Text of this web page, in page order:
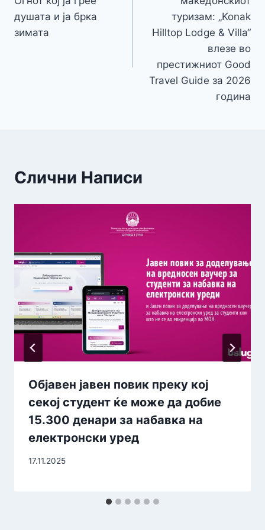
напис
душата и ја брка
зимата
туризам: „Konak
Hilltop Lodge & Villa“
влезе во
престижниот Good
Travel Guide за 2026
година
Слични Написи
Објавен јавен повик преку кој
секој студент ќе може да добие
15.300 денари за набавка на
електронски уред
17.11.2025